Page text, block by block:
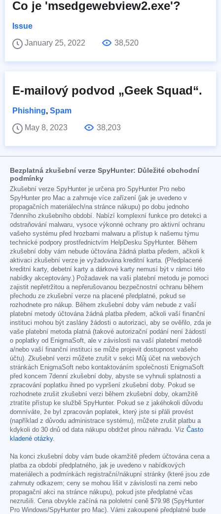
Co je 'msedgewebview2.exe'?
Issue
January 25, 2022
38,520
E-mailový podvod „Geek Squad“.
Phishing, Spam
May 8, 2023
38,203
Bezplatná zkušební verze SpyHunter: Důležité obchodní
podmínky
Zkušební verze SpyHunter je určena pro SpyHunter Pro nebo
SpyHunter pro Mac a zahrnuje více zařízení (jak je uvedeno v
propagačních materiálech/na stránce nákupu) po dobu jednoho
7denního zkušebního období. Nabízí komplexní funkce pro detekci a
odstraňování malwaru, vysoce výkonné ochrany pro aktivní ochranu
vašeho systému před hrozbami malwaru a přístup k našemu týmu
technické podpory prostřednictvím HelpDesku SpyHunter. Během
zkušební doby vám nebude účtována žádná platba předem, ačkoli k
aktivaci zkušební verze je vyžadována kreditní karta. (Předplacené
kreditní karty, debetní karty a dárkové karty nemusí být v rámci této
nabídky akceptovány.) Požadavek na vaši platební metodu je pomoci
zajistit nepřetržitou a nepřerušovanou bezpečnostní ochranu během
přechodu ze zkušební verze na placené předplatné, pokud se
rozhodnete pro nákup. Během zkušební doby vám nebude z vaší
platební metody účtována žádná platba předem, ačkoli vaší finanční
instituci mohou být zaslány žádosti o autorizaci, aby se ověřilo, zda je
vaše platební metoda platná (takové autorizační podání není žádostí
o poplatky od EnigmaSoft, ale v závislosti na vaší platební metodě
a/nebo vaší finanční instituci se může projevit dostupnost vašeho
účtu). Zkušební verzi můžete zrušit v sekci Můj účet na webových
stránkách EnigmaSoft nebo kontaktováním společnosti EnigmaSoft
před koncem 7denní zkušební doby, abyste se vyhnuli splatnosti a
zpracování poplatku ihned po vypršení zkušební doby. Pokud se
rozhodnete zrušit zkušební verzi během zkušební doby, okamžitě
ztratíte přístup ke službě SpyHunter. Pokud se z jakéhokoli důvodu
domníváte, že byl zpracován poplatek, který jste si přáli provést
(například z důvodu administrace systému), můžete zrušit platbu a
kdykoli do 30 dnů od data nákupu obdržet plnou náhradu. Viz Často
kladené otázky.
Na konci zkušební doby vám bude okamžitě předem účtována cena a
platba za období předplatného, jak je uvedeno v nabídkových
materiálech a podmínkách registrační/nákupní stránky (které jsou zde
zahrnuty odkazem; ceny se mohou lišit v závislosti na zemi nebo
propagační akci na stránce nákupu), pokud jste předplatné včas
nezrušili. Cena obvykle začíná na pololetní ceně $79.98 (SpyHunter
Pro Windows/SpyHunter pro Mac). Vámi zakoupené předplatné bude